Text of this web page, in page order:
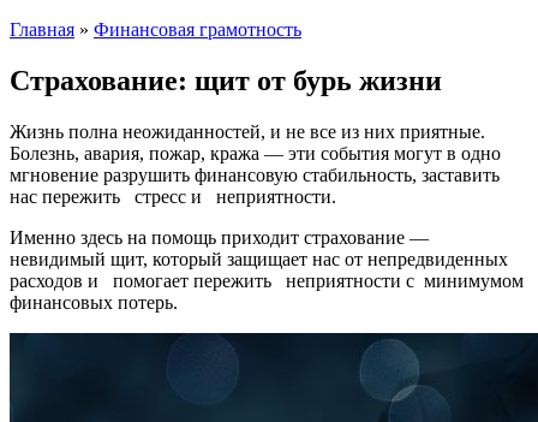
Главная » Финансовая грамотность
Страхование: щит от бурь жизни
Жизнь полна неожиданностей, и не все из них приятные.
Болезнь, авария, пожар, кража — эти события могут в одно
мгновение разрушить финансовую стабильность, заставить
нас пережить стресс и неприятности.
Именно здесь на помощь приходит страхование —
невидимый щит, который защищает нас от непредвиденных
расходов и помогает пережить неприятности с минимумом
финансовых потерь.